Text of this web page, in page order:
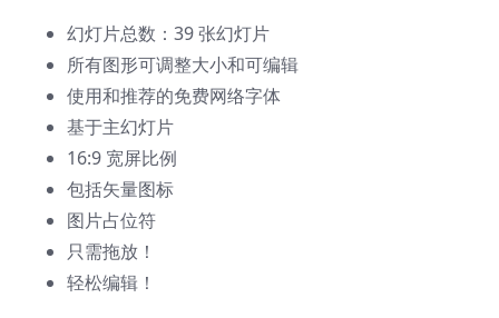
幻灯片总数：39 张幻灯片
所有图形可调整大小和可编辑
使用和推荐的免费网络字体
基于主幻灯片
16:9 宽屏比例
包括矢量图标
图片占位符
只需拖放！
轻松编辑！